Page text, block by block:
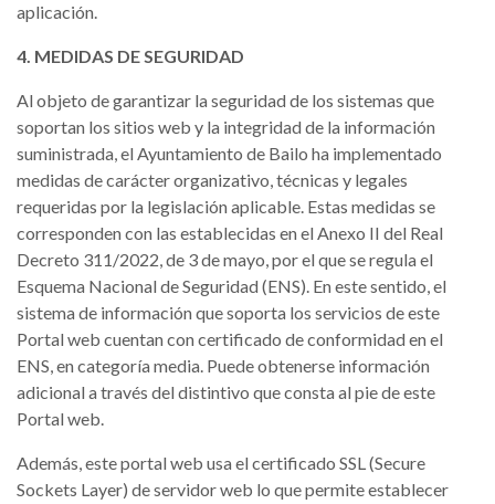
aplicación.
4. MEDIDAS DE SEGURIDAD
Al objeto de garantizar la seguridad de los sistemas que
soportan los sitios web y la integridad de la información
suministrada, el Ayuntamiento de Bailo ha implementado
medidas de carácter organizativo, técnicas y legales
requeridas por la legislación aplicable. Estas medidas se
corresponden con las establecidas en el Anexo II del Real
Decreto 311/2022, de 3 de mayo, por el que se regula el
Esquema Nacional de Seguridad (ENS). En este sentido, el
sistema de información que soporta los servicios de este
Portal web cuentan con certificado de conformidad en el
ENS, en categoría media. Puede obtenerse información
adicional a través del distintivo que consta al pie de este
Portal web.
Además, este portal web usa el certificado SSL (Secure
Sockets Layer) de servidor web lo que permite establecer